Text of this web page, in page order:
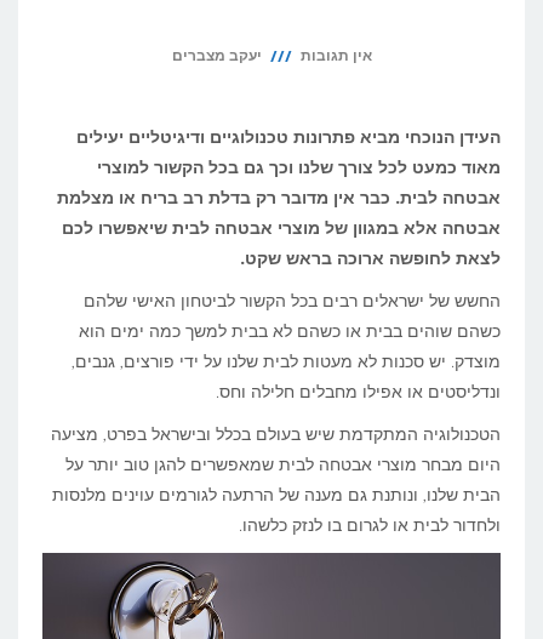
אין תגובות יעקב מצברים
העידן הנוכחי מביא פתרונות טכנולוגיים ודיגיטליים יעילים
מאוד כמעט לכל צורך שלנו וכך גם בכל הקשור למוצרי
אבטחה לבית. כבר אין מדובר רק בדלת רב בריח או מצלמת
אבטחה אלא במגוון של מוצרי אבטחה לבית שיאפשרו לכם
לצאת לחופשה ארוכה בראש שקט.
החשש של ישראלים רבים בכל הקשור לביטחון האישי שלהם
כשהם שוהים בבית או כשהם לא בבית למשך כמה ימים הוא
מוצדק. יש סכנות לא מעטות לבית שלנו על ידי פורצים, גנבים,
ונדליסטים או אפילו מחבלים חלילה וחס.
הטכנולוגיה המתקדמת שיש בעולם בכלל ובישראל בפרט, מציעה
היום מבחר מוצרי אבטחה לבית שמאפשרים להגן טוב יותר על
הבית שלנו, ונותנת גם מענה של הרתעה לגורמים עוינים מלנסות
ולחדור לבית או לגרום בו לנזק כלשהו.